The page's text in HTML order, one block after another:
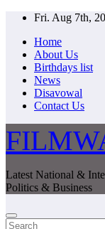
Skip
content
Fri. Aug 7th,
Home
About Us
Birthdays list
News
Disavowal
Contact Us
Latest National &
Politics & Business